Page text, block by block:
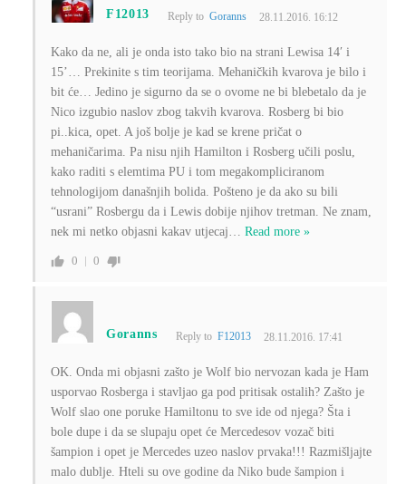
F12013 Reply toGoranns 28.11.2016. 16:12
Kako da ne, ali je onda isto tako bio na strani Lewisa 14′ i
15’… Prekinite s tim teorijama. Mehaničkih kvarova je bilo i
bit će… Jedino je sigurno da se o ovome ne bi blebetalo da je
Nico izgubio naslov zbog takvih kvarova. Rosberg bi bio
pi..kica, opet. A još bolje je kad se krene pričat o
mehaničarima. Pa nisu njih Hamilton i Rosberg učili poslu,
kako raditi s elemtima PU i tom megakompliciranom
tehnologijom današnjih bolida. Pošteno je da ako su bili
“usrani” Rosbergu da i Lewis dobije njihov tretman. Ne znam,
nek mi netko objasni kakav utjecaj… Read more »
0 0
Goranns Reply to F12013 28.11.2016. 17:41
OK. Onda mi objasni zašto je Wolf bio nervozan kada je Ham
usporvao Rosberga i stavljao ga pod pritisak ostalih? Zašto je
Wolf slao one poruke Hamiltonu to sve ide od njega? Šta i
bole dupe i da se slupaju opet će Mercedesov vozač biti
šampion i opet je Mercedes uzeo naslov prvaka!!! Razmišljajte
malo dublje. Hteli su ove godine da Niko bude šampion i